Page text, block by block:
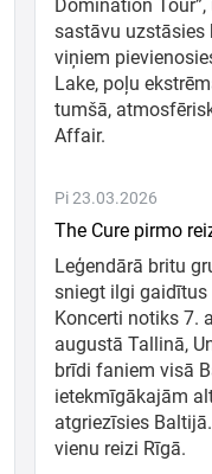
Domination
sastāvu uzstāsies
viņiem
Lake, poļu
tumšā,
Affair.
Pi 23.03.2026
The Cure pirmo
Leģendārā britu
sniegt ilgi gaidītus
Koncerti notiks 7.
augustā Tallinā,
brīdi faniem visā
ietekmīgākajām
atgriezīsies
vienu reizi Rīgā.